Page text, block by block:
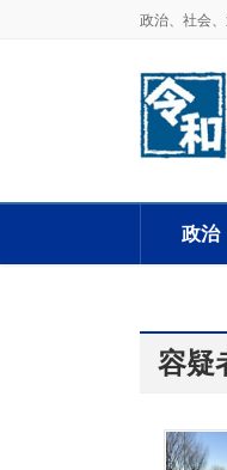
政治、社会
政治
容疑